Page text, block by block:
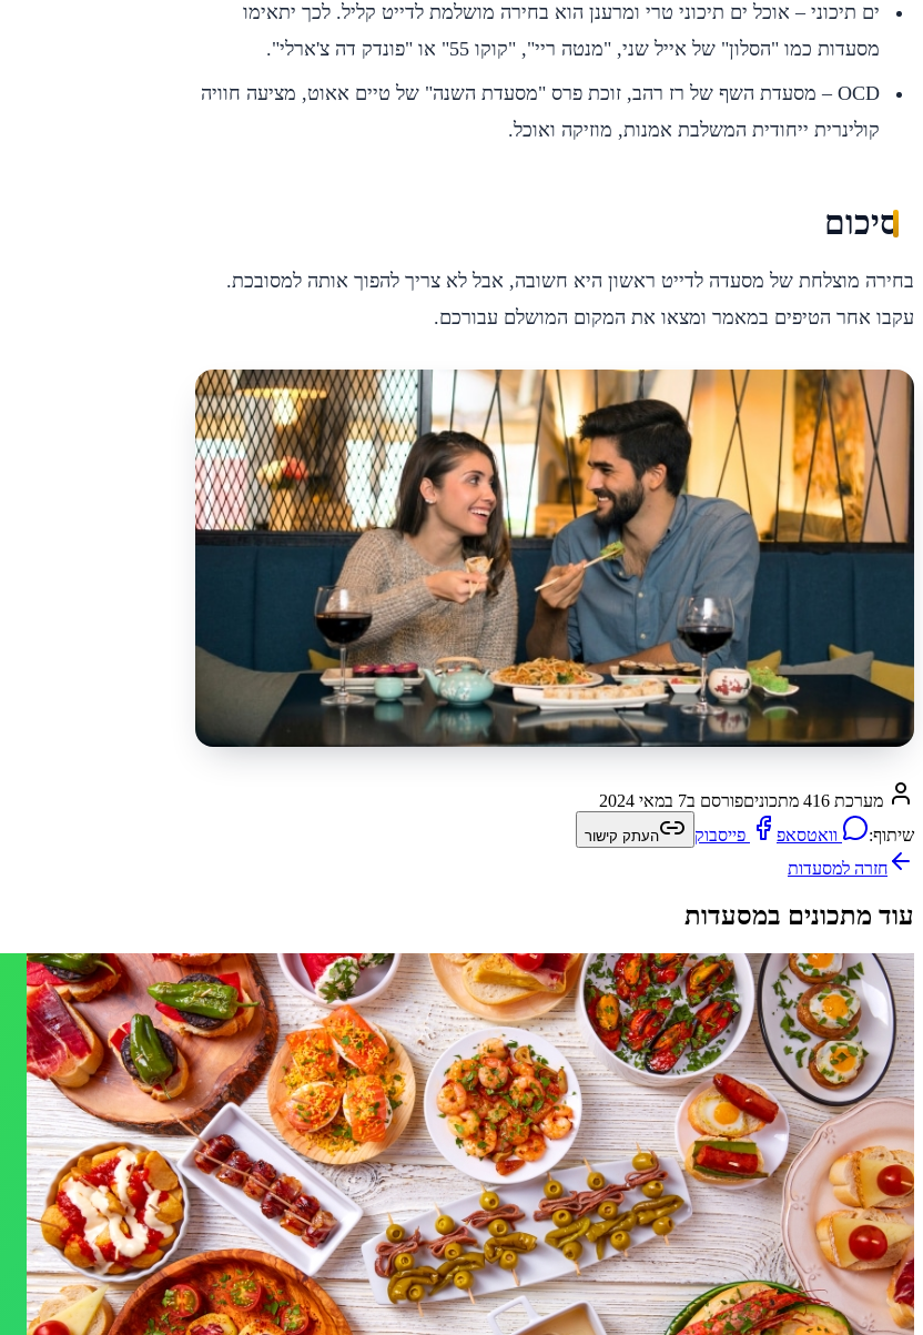
ים תיכוני – אוכל ים תיכוני טרי ומרענן הוא בחירה מושלמת לדייט קליל. לכך יתאימו
מסעדות כמו "הסלון" של אייל שני, "מנטה ריי", "קוקו 55" או "פונדק דה צ'ארלי".
OCD – מסעדת השף של רז רהב, זוכת פרס "מסעדת השנה" של טיים אאוט, מציעה חוויה
קולינרית ייחודית המשלבת אמנות, מוזיקה ואוכל.
סיכום
בחירה מוצלחת של מסעדה לדייט ראשון היא חשובה, אבל לא צריך להפוך אותה למסובכת.
עקבו אחר הטיפים במאמר ומצאו את המקום המושלם עבורכם.
מערכת 416 מתכונים פורסם ב7 במאי 2024
שיתוף:
וואטסאפ פייסבוק העתק קישור
חזרה למסעדות
עוד מתכונים במסעדות